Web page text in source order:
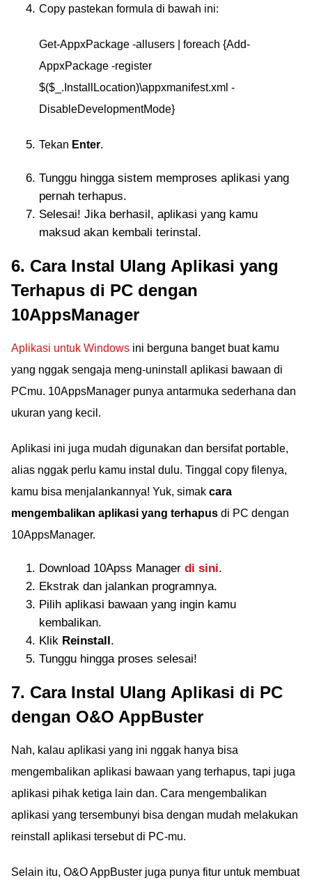
Copy pastekan formula di bawah ini:
Get-AppxPackage -allusers | foreach {Add-
AppxPackage -register
$($_.InstallLocation)\appxmanifest.xml -
DisableDevelopmentMode}
Tekan Enter.
Tunggu hingga sistem memproses aplikasi yang
pernah terhapus.
Selesai! Jika berhasil, aplikasi yang kamu
maksud akan kembali terinstal.
6. Cara Instal Ulang Aplikasi yang
Terhapus di PC dengan
10AppsManager
Aplikasi untuk Windows ini berguna banget buat kamu
yang nggak sengaja meng-uninstall aplikasi bawaan di
PCmu. 10AppsManager punya antarmuka sederhana dan
ukuran yang kecil.
Aplikasi ini juga mudah digunakan dan bersifat portable,
alias nggak perlu kamu instal dulu. Tinggal copy filenya,
kamu bisa menjalankannya! Yuk, simak cara
mengembalikan aplikasi yang terhapus di PC dengan
10AppsManager.
Download 10Apss Manager di sini.
Ekstrak dan jalankan programnya.
Pilih aplikasi bawaan yang ingin kamu
kembalikan.
Klik Reinstall.
Tunggu hingga proses selesai!
7. Cara Instal Ulang Aplikasi di PC
dengan O&O AppBuster
Nah, kalau aplikasi yang ini nggak hanya bisa
mengembalikan aplikasi bawaan yang terhapus, tapi juga
aplikasi pihak ketiga lain dan. Cara mengembalikan
aplikasi yang tersembunyi bisa dengan mudah melakukan
reinstall aplikasi tersebut di PC-mu.
Selain itu, O&O AppBuster juga punya fitur untuk membuat